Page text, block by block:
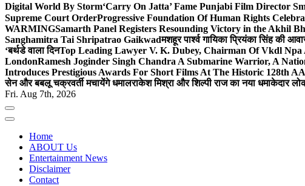
Digital World By Storm‘Carry On Jatta’ Fame Punjabi Film Director
Supreme Court OrderProgressive Foundation Of Human Rights
WARMINGSamarth Panel Registers Resounding Victory in the Akhil
Sanghamitra Tai Shripatrao Gaikwadमशहूर पार्श्व गायिका प्रियंका सिंह की
‘बर्थडे वाला दिनTop Leading Lawyer V. K. Dubey, Chairman Of Vkdl
LondonRamesh Joginder Singh Chandra A Submarine Warrior, A
Introduces Prestigious Awards For Short Films At The Historic 128th
सेन और बबलू चक्रवर्ती मचायेंगे धमालराकेश मिश्रा और शिल्पी राज का नया धमाकेदार
Fri. Aug 7th, 2026
Home
ABOUT Us
Entertainment News
Disclaimer
Contact